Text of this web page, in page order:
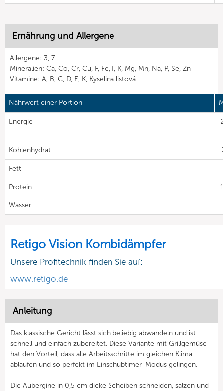
Ernährung und Allergene
Allergene: 3, 7
Mineralien: Ca, Co, Cr, Cu, F, Fe, I, K, Mg, Mn, Na, P, Se, Zn
Vitamine: A, B, C, D, E, K, Kyselina listová
Nährwert einer Portion
Energie
Kohlenhydrat
Fett
Protein
Wasser
Retigo Vision Kombidämpfer
Unsere Profitechnik finden Sie auf:
www.retigo.de
Anleitung
Das klassische Gericht lässt sich beliebig abwandeln und ist
schnell und einfach zubereitet. Diese Variante mit Grillgemüse
hat den Vorteil, dass alle Arbeitsschritte im gleichen Klima
ablaufen und so perfekt im Einschubtimer-Modus gelingen.
Die Aubergine in 0,5 cm dicke Scheiben schneiden, salzen und